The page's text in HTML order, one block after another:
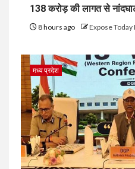
138 करोड़ की लागत से
8 hours ago Expose Today
मध्य प्रदेश